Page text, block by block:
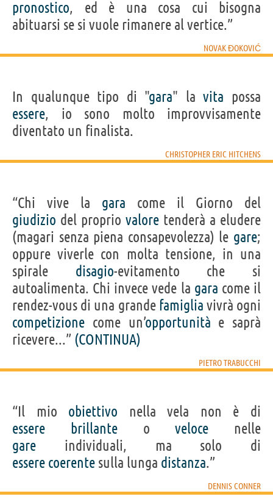
pronostico, ed è una cosa cui bisogna
abituarsi se si vuole rimanere al vertice.”
NOVAK ĐOKOVIĆ
In qualunque tipo di "gara" lavita possa
essere, io sono molto improvvisamente
diventato un finalista.
CHRISTOPHER ERIC HITCHENS
“Chi vive la gara come il Giorno del
giudizio del proprio valore tenderà a eludere
(magari senza piena consapevolezza) le gare;
oppure viverle con molta tensione, in una
spirale disagio-evitamento che si
autoalimenta. Chi invece vede la gara come il
rendez-vous di una grande famiglia vivrà ogni
competizione come un’opportunità e saprà
ricevere...” (CONTINUA)
PIETRO TRABUCCHI
“Il mio obiettivo nella vela non è di
essere
brillanteoveloce nelle
gare individuali, ma solo di
essere coerente sulla lunga distanza.”
DENNIS CONNER